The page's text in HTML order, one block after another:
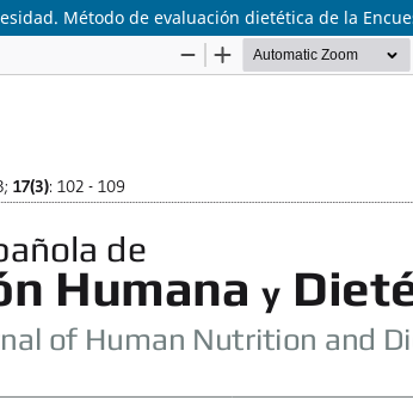
Método de evaluación dietética de la